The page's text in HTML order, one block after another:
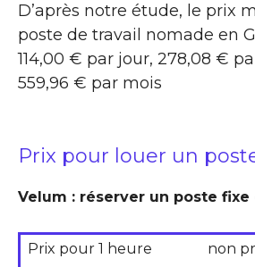
D’après notre étude, le prix
poste de travail nomade en
114,00 € par jour, 278,08 €
559,96 € par mois
Prix pour louer un
Velum : réserver un poste fixe
Prix pour 1 heure
non